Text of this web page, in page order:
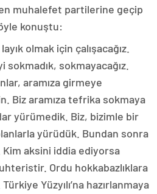
muhalefet partilerine geçip
konuştu:
olmak için çalışacağız.
sokmadık, sokmayacağız.
aramıza girmeye
Biz aramıza tefrika sokmaya
yürümedik. Biz, bizimle bir
yürüdük. Bundan sonra
aksini iddia ediyorsa
Ordu hokkabazlıklara
Yüzyılı’na hazırlanmaya